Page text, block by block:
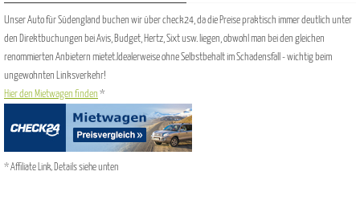
Unser Auto für Südengland buchen wir über check24, da die Preise praktisch immer deutlich unter
den Direktbuchungen bei Avis, Budget, Hertz, Sixt usw. liegen, obwohl man bei den gleichen
renommierten Anbietern mietet.Idealerweise ohne Selbstbehalt im Schadensfall - wichtig beim
ungewohnten Linksverkehr!
Hier den Mietwagen finden *
* Affiliate Link, Details siehe unten